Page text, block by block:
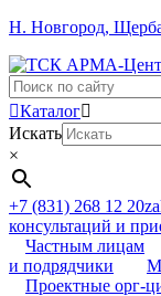
Н. Новгород,
Поиск
...Каталог
Искать
×
+7 (831) 268 12 20
консультаций и
Частным лицам
и подрядчики
Проектные орг-